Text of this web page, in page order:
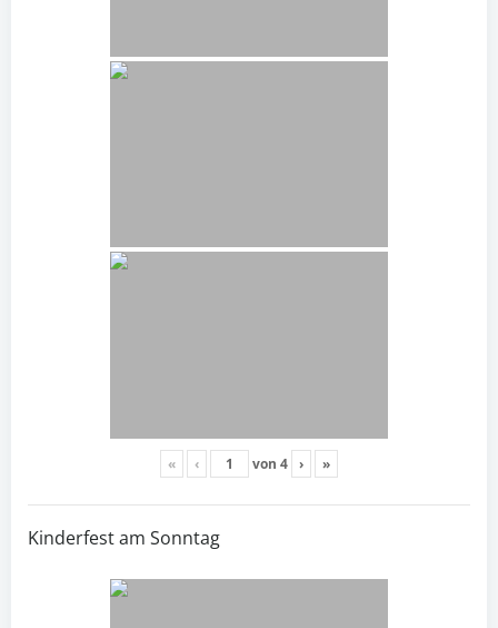
« ‹ von 4 › »
Kinderfest am Sonntag